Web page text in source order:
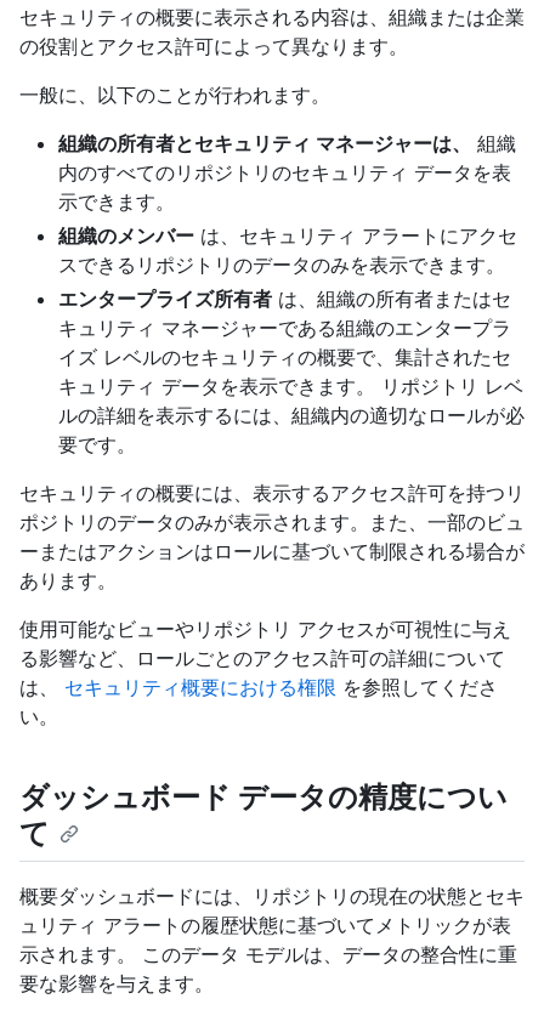
セキュリティの概要に表示される内容は、組織または企業
の役割とアクセス許可によって異なります。
一般に、以下のことが行われます。
組織の所有者とセキュリティ マネージャーは、
組織
内のすべてのリポジトリのセキュリティ データを表
示できます。
組織のメンバー は、セキュリティ アラートにアクセ
スできるリポジトリのデータのみを表示できます。
エンタープライズ所有者 は、組織の所有者またはセ
キュリティ マネージャーである組織のエンタープラ
イズ レベルのセキュリティの概要で、集計されたセ
キュリティ データを表示できます。 リポジトリ レベ
ルの詳細を表示するには、組織内の適切なロールが必
要です。
セキュリティの概要には、表示するアクセス許可を持つリ
ポジトリのデータのみが表示されます。また、一部のビュ
ーまたはアクションはロールに基づいて制限される場合が
あります。
使用可能なビューやリポジトリ アクセスが可視性に与え
る影響など、ロールごとのアクセス許可の詳細について
は、 セキュリティ概要における権限 を参照してくださ
い。
ダッシュボード データの精度につい
て
概要ダッシュボードには、リポジトリの現在の状態とセキ
ュリティ アラートの履歴状態に基づいてメトリックが表
示されます。 このデータ モデルは、データの整合性に重
要な影響を与えます。